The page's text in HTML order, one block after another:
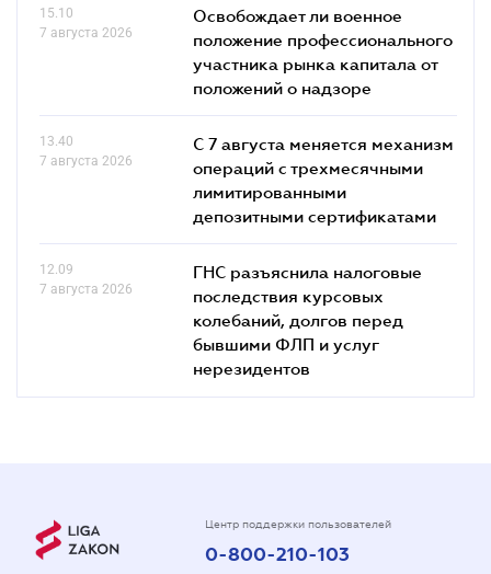
15.10
7 августа 2026
Освобождает ли военное
положение профессионального
участника рынка капитала от
положений о надзоре
13.40
7 августа 2026
С 7 августа меняется механизм
операций с трехмесячными
лимитированными
депозитными сертификатами
12.09
7 августа 2026
ГНС разъяснила налоговые
последствия курсовых
колебаний, долгов перед
бывшими ФЛП и услуг
нерезидентов
Центр поддержки пользователей
0-800-210-103